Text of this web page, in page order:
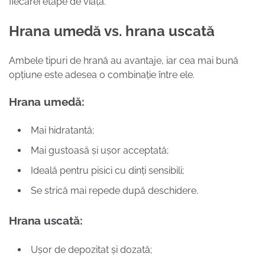
Hrana umedă vs. hrana uscată
Ambele tipuri de hrană au avantaje, iar cea mai bună
opțiune este adesea o combinație între ele.
Hrana umedă:
Mai hidratantă;
Mai gustoasă și ușor acceptată;
Ideală pentru pisici cu dinți sensibili;
Se strică mai repede după deschidere.
Hrana uscată:
Ușor de depozitat și dozată;